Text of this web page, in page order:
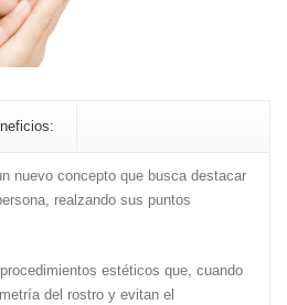
nuevo concepto que busca destacar
realzando sus puntos
estéticos que, cuando
del rostro y evitan el